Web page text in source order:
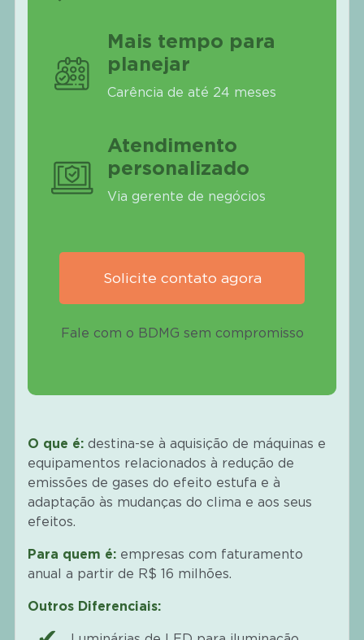
Mais tempo para
planejar
Carência de até 24 meses
Atendimento
personalizado
Via gerente de negócios
Solicite contato agora
Fale com o BDMG sem compromisso
O que é: destina-se à aquisição de máquinas e
equipamentos relacionados à redução de
emissões de gases do efeito estufa e à
adaptação às mudanças do clima e aos seus
efeitos.
Para quem é: empresas com faturamento
anual a partir de R$ 16 milhões.
Outros Diferenciais: